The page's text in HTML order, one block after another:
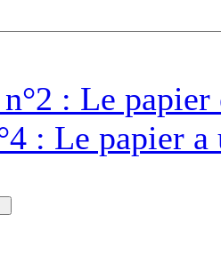
n°2 : Le
: Le papier